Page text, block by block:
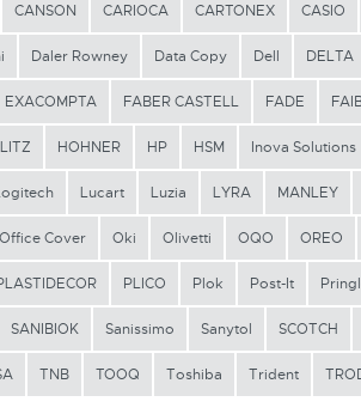
CANSON CARIOCA CARTONEX CASIO
Daler Rowney Data Copy Dell DELTA
EXACOMPTA FABER CASTELL FADE
HOHNER HP HSM Inova Solutions
Lucart Luzia LYRA MANLEY
Office Cover Oki Olivetti OQO OREO
PLICO Plok Post-It
SANIBIOK Sanissimo Sanytol SCOTCH
TNB TOOQ Toshiba Trident